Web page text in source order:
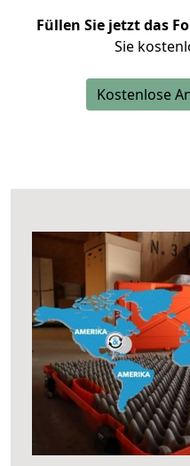
Füllen Sie jetzt das
Sie
Kostenlose